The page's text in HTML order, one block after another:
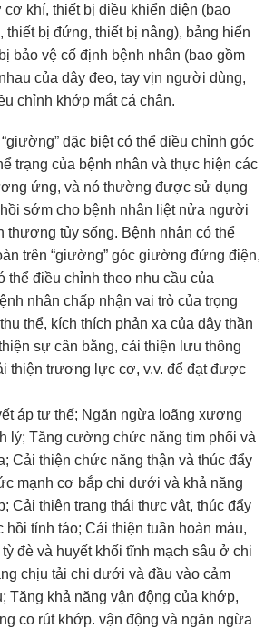
cơ khí, thiết bị điều khiển điện (bao
thiết bị đứng, thiết bị nâng), bảng hiển
bảo vệ cố định bệnh nhân (bao gồm
của dây đeo, tay vịn người dùng,
chỉnh khớp mắt cá chân.
đặc biệt có thể điều chỉnh góc
trạng của bệnh nhân và thực hiện các
ứng, và nó thường được sử dụng
sớm cho bệnh nhân liệt nửa người
thương tủy sống. Bệnh nhân có thể
trên “giường” góc giường đứng điện,
thể điều chỉnh theo nhu cầu của
nhân chấp nhận vai trò của trọng
thể, kích thích phản xạ của dây thần
sự cân bằng, cải thiện lưu thông
thiện trương lực cơ, v.v. để đạt được
áp tư thế; Ngăn ngừa loãng xương
lý; Tăng cường chức năng tim phổi và
Cải thiện chức năng thận và thúc đẩy
mạnh cơ bắp chi dưới và khả năng
Cải thiện trạng thái thực vật, thúc đẩy
hồi tỉnh táo; Cải thiện tuần hoàn máu,
đè và huyết khối tĩnh mạch sâu ở chi
chịu tải chi dưới và đầu vào cảm
Tăng khả năng vận động của khớp,
co rút khớp. vận động và ngăn ngừa